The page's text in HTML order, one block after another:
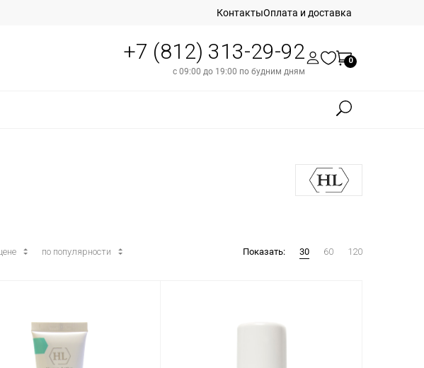
КонтактыОплата и доставка
+7 (812) 313-29-92
с 09:00 до 19:00 по будним дням
0
по популярности Показать: 30 60 120